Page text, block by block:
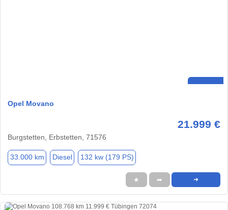
Opel Movano
21.999 €
Burgstetten, Erbstetten, 71576
33.000 km Diesel 132 kw (179 PS)
★ ➦ ➜